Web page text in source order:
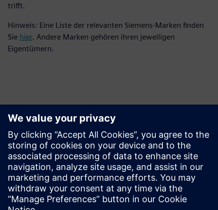
trifft.
Hinweis: Eine Liste der relevanten Siemens-Marken finden
Sie hier. Andere Marken gehören ihren jeweiligen
Eigentümern.
Ansprechpartner für die Presse
Siemens Digital Industries Software PR Team
E-Mail: press.software.sisw@siemens.com